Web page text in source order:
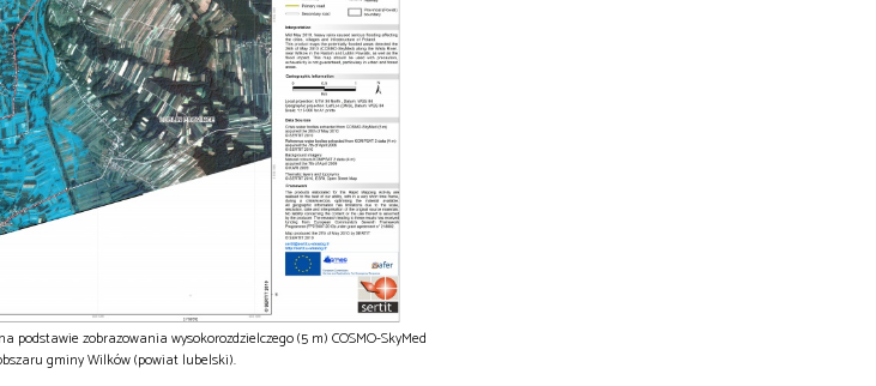
podstawie zobrazowania wysokorozdzielczego (5 m) COSMO-SkyMed
gminy Wilków (powiat lubelski).